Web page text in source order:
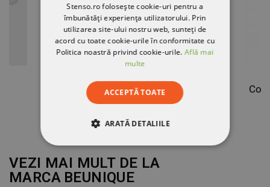
Tunică medicală pentru femei M1
VEZI MAI MULT DE LA
MARCA BEUNIQUE
Stenso.ro folosește cookie-uri pentru a
îmbunătăți experiența utilizatorului. Prin
utilizarea site-ului nostru web, sunteți de
acord cu toate cookie-urile în conformitate cu
Politica noastră privind cookie-urile.Află mai
multe
ACCEPTĂ TOATE
ARATĂ DETALIILE
STRICT NECESARE
DE PERFORMANȚĂ